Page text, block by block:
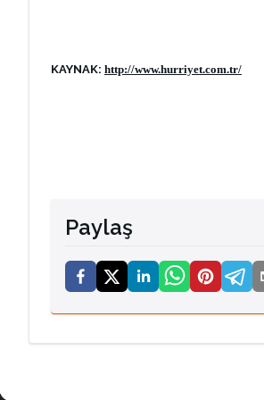
KAYNAK: http://www.hurriyet.com.tr/
Paylaş